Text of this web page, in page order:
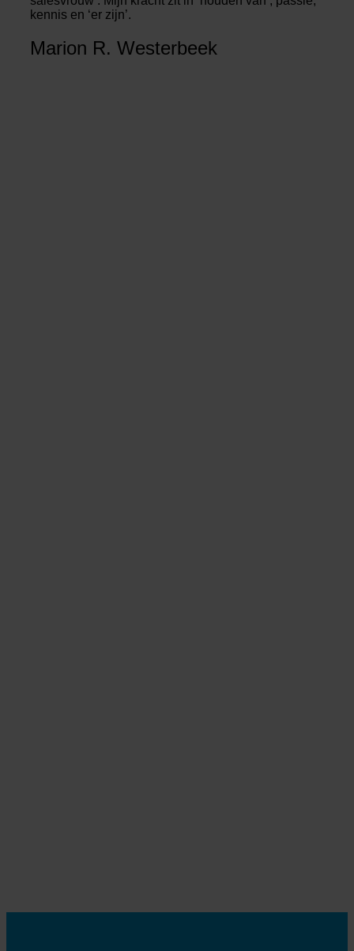
kennis en ‘er zijn’.
Marion R. Westerbeek